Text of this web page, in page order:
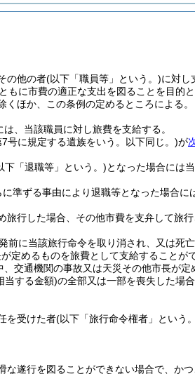
の他の者(以下「職員等」という。)に対し
に市費の適正な支出を図ることを目的と
ほか、この条例の定めるところによる。
は、当該職員に対し旅費を支給する。
号に規定する遺族をいう。以下同じ。)が
下「退職等」という。)となった場合には
準ずる事由により退職等となった場合に
行した場合、その他市費を支弁して旅
に当該旅行命令を取り消され、又は死
定めるものを旅費として支給することがで
交通機関の事故又は天災その他市長が定
当する金額)の全部又は一部を喪失した場
を受けた者(以下「旅行命令権者」という
遂行を図ることができない場合で、か